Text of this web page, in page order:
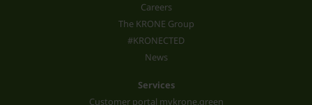
Careers
The KRONE Group
#KRONECTED
News
Services
Customer portal mykrone.green